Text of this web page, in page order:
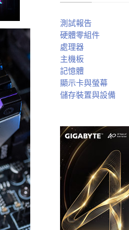
測試報告
硬體零組件
處理器
主機板
記憶體
顯示卡與螢幕
儲存裝置與設備